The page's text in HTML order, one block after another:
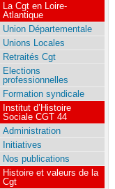
La Cgt en Loire-
Atlantique
Union Départementale
Unions Locales
Retraités Cgt
Elections
professionnelles
Formation syndicale
Institut d’Histoire
Sociale CGT 44
Administration
Initiatives
Nos publications
Histoire et valeurs de la
Cgt